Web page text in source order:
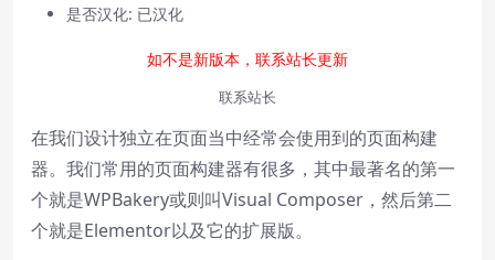
Seek to live, currently behind live
Chapters
Chapters
Descriptions
是否汉化: 已汉化
如不是新版本，联系站长更新
联系站长
在我们设计独立在页面当中经常会使用到的页面构建
器。我们常用的页面构建器有很多，其中最著名的第一
个就是WPBakery或则叫Visual Composer，然后第二
个就是Elementor以及它的扩展版。